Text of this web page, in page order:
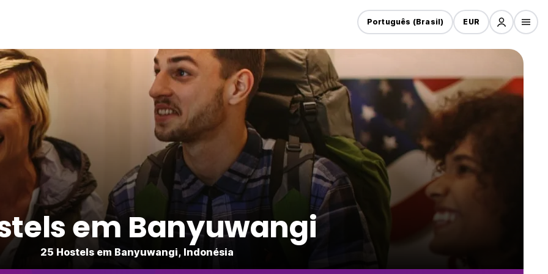
Português (Brasil) EUR
em Banyuwangi
25 Hostels em Banyuwangi, Indonésia